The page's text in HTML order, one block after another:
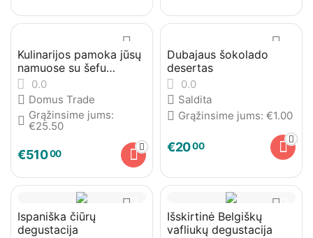
Kulinarijos pamoka jūsų
namuose su šefu
Antonio
0.0
Domus Trade
Grąžinsime jums:
€25.50
€51000
Dubajaus šokolado
desertas
0.0
Saldita
Grąžinsime jums: €1.00
€2000
Ispaniška čiūrų
degustacija
Išskirtinė Belgiškų
vafliukų degustacija